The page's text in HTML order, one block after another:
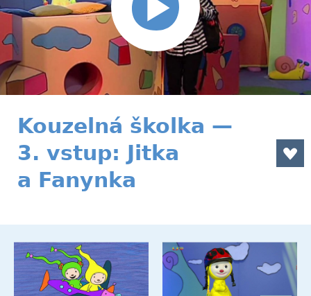
Kouzelná školka —
3. vstup: Jitka
a Fanynka